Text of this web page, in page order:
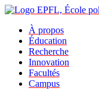
À propos
Éducation
Recherche
Innovation
Facultés
Campus